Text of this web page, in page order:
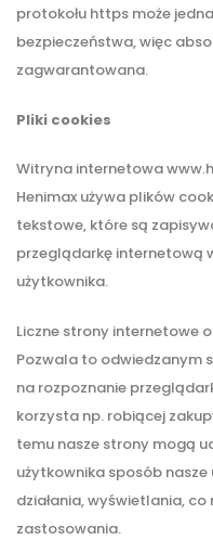
protokołu https może
bezpieczeństwa, więc
zagwarantowana.
Pliki cookies
Witryna internetowa
Henimax używa plików
tekstowe, które są
przeglądarkę internetową
użytkownika.
Liczne strony internetowe
Pozwala to odwiedzanym
na rozpoznanie
korzysta np. robiącej
temu nasze strony mogą
użytkownika sposób
działania, wyświetlania, co
zastosowania.